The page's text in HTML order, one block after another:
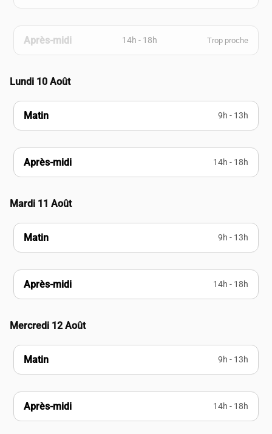
Après-midi 14h - 18h Trop proche
Lundi 10 Août
Matin 9h - 13h
Après-midi 14h - 18h
Mardi 11 Août
Matin 9h - 13h
Après-midi 14h - 18h
Mercredi 12 Août
Matin 9h - 13h
Après-midi 14h - 18h